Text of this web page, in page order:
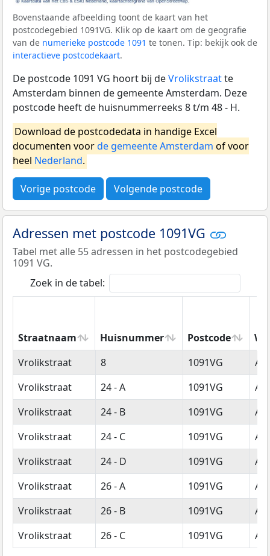
Bovenstaande afbeelding toont de kaart van het
postcodegebied 1091VG. Klik op de kaart om de geografie
van de numerieke postcode 1091 te tonen. Tip: bekijk ook de
interactieve postcodekaart.
De postcode 1091 VG hoort bij deVrolikstraatte
Amsterdam binnen de gemeente Amsterdam. Deze
postcode heeft de huisnummerreeks 8 t/m 48 - H.
Download de postcodedata in handige Excel
documenten voorde gemeente Amsterdam of voor
heel Nederland.
Vorige postcode Volgende postcode
Adressen met postcode 1091VG
Tabel met alle 55 adressen in het postcodegebied
1091 VG.
Zoek in de tabel:
Straatnaam Huisnummer Postcode
Straatnaam
Huisnummer Postcode
Vrolikstraat 8 1091VG
Vrolikstraat
24 - A 1091VG
Vrolikstraat
24 - B 1091VG
Vrolikstraat
24 - C 1091VG
Vrolikstraat
24 - D 1091VG
Vrolikstraat
26 - A 1091VG
Vrolikstraat
26 - B 1091VG
Vrolikstraat
26 - C 1091VG